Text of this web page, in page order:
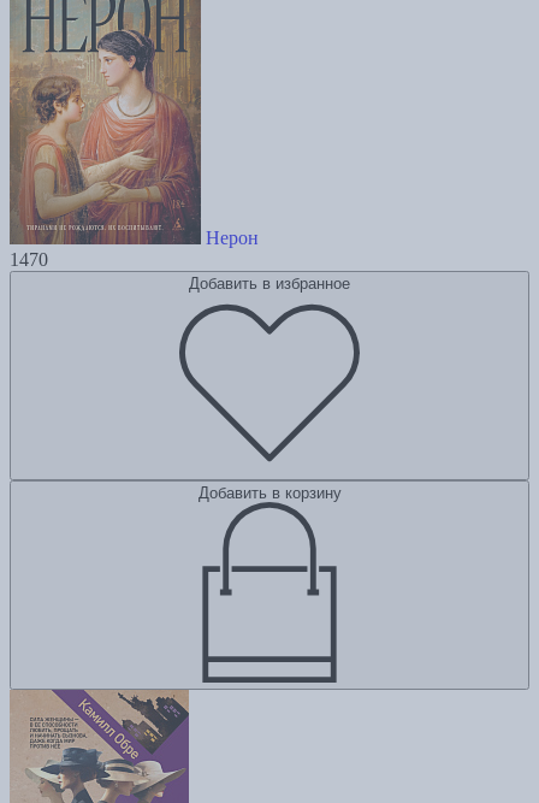
Нерон
1470
Добавить в избранное
Добавить в корзину